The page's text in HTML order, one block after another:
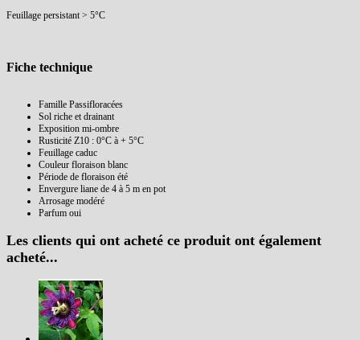
Feuillage persistant > 5°C
Fiche technique
Famille Passifloracées
Sol riche et drainant
Exposition mi-ombre
Rusticité Z10 : 0°C à + 5°C
Feuillage caduc
Couleur floraison blanc
Période de floraison été
Envergure liane de 4 à 5 m en pot
Arrosage modéré
Parfum oui
Les clients qui ont acheté ce produit ont également
acheté...